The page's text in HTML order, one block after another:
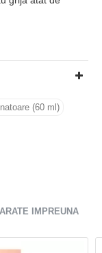
(60 ml)
IMPREUNA